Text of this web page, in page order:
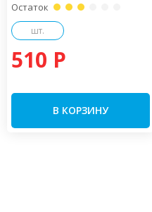
Остаток
шт.
510 P
В КОРЗИНУ